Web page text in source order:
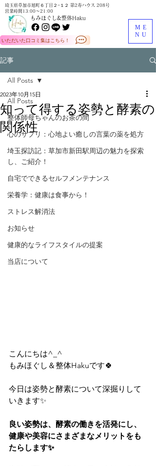
埼玉県草加市旭町６丁目２−１２ 第2寿ハウス 208号
営業時間13:00～21:00
もみほぐし&整体Haku
いただいた口コミ集はこちら！
ME
NU
記事
All Posts
整体師母ちゃんのお茶の間
心のサプリ：心地よい癒しの言葉の薬を処方
埼玉探訪記：草加市新田駅周辺の魅力を探索
し、ご紹介！
自宅でできるセルフメンテナンス
栄養学：健康は食事から！
ストレス解消法
お知らせ
健康的なライフスタイルの提案
当店について
All Posts
知って得する姿勢と酵素の
関係性
2023年10月15日
こんにちは^_^
もみほぐし＆整体Hakuです🍀
今日は姿勢と酵素について深掘りして
いきます✨
良い姿勢は、酵素の働きを活発にし、
健康や美容にさまざまなメリットをも
たらします✨